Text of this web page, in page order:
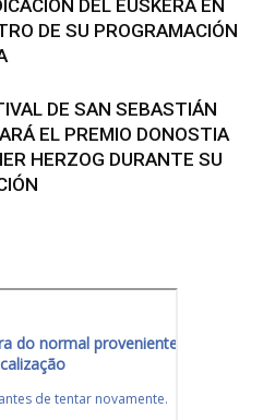
DEL EUSKERA EN
DE SU PROGRAMACIÓN
DE SAN SEBASTIÁN
EL PREMIO DONOSTIA
HERZOG DURANTE SU